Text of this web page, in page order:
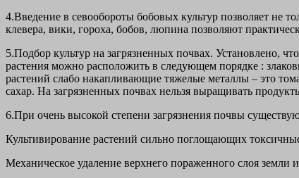
4.Введение в севообороты бобовых культур позволяет не
клевера, вики, гороха, бобов, люпина позволяют
5.Подбор культур на загрязненных почвах. Установлено,
растения можно расположить в следующем порядке :
растений слабо накапливающие тяжелые металлы – это
сахар. На загрязненных почвах нельзя выращивать
6.При очень высокой степени загрязнения почвы
Культивирование растений сильно поглощающих
Механическое удаление верхнего пораженного слоя земли